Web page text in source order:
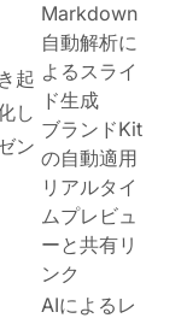
起
し
ン
Markdown
自動解析に
よるスライ
ド生成
ブランドKit
の自動適用
リアルタイ
ムプレビュ
ーと共有リ
ンク
AIによるレ